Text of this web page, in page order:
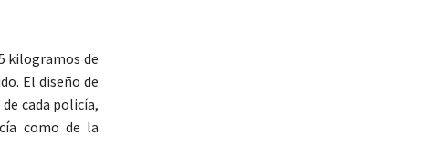
kilogramos de
El diseño de
cada policía,
como de la